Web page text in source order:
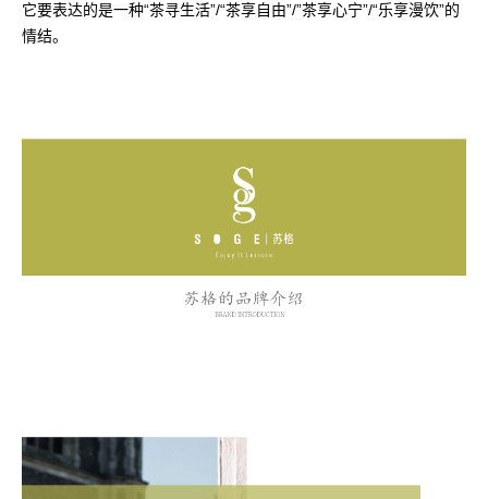
它要表达的是一种“茶寻生活”/“茶享自由”/”茶享心宁”/“乐享漫饮”的
情结。